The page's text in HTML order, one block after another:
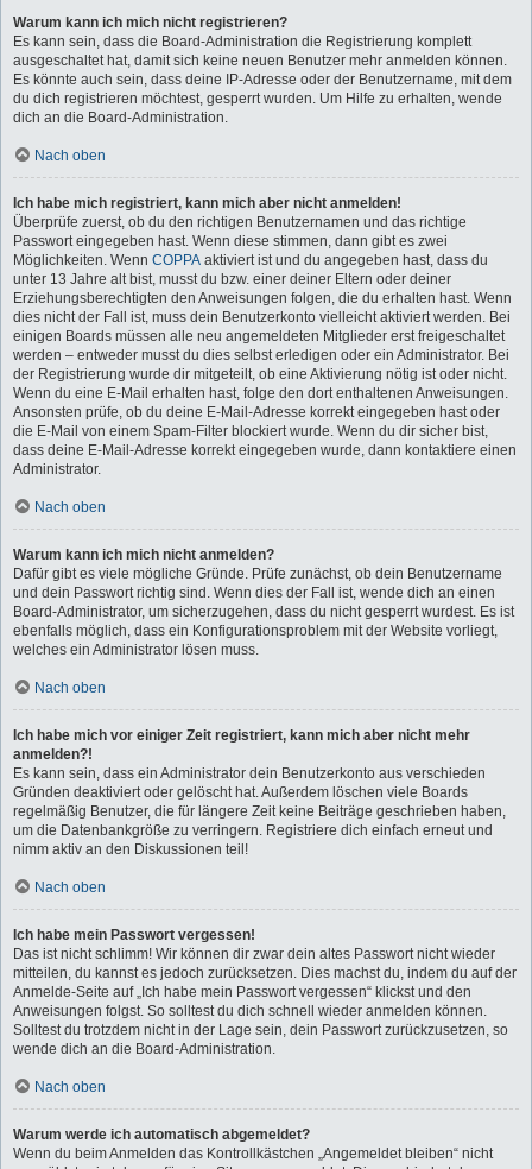
Warum kann ich mich nicht registrieren?
Es kann sein, dass die Board-Administration die Registrierung komplett
ausgeschaltet hat, damit sich keine neuen Benutzer mehr anmelden können.
Es könnte auch sein, dass deine IP-Adresse oder der Benutzername, mit dem
du dich registrieren möchtest, gesperrt wurden. Um Hilfe zu erhalten, wende
dich an die Board-Administration.
Nach oben
Ich habe mich registriert, kann mich aber nicht anmelden!
Überprüfe zuerst, ob du den richtigen Benutzernamen und das richtige
Passwort eingegeben hast. Wenn diese stimmen, dann gibt es zwei
Möglichkeiten. Wenn COPPA aktiviert ist und du angegeben hast, dass du
unter 13 Jahre alt bist, musst du bzw. einer deiner Eltern oder deiner
Erziehungsberechtigten den Anweisungen folgen, die du erhalten hast. Wenn
dies nicht der Fall ist, muss dein Benutzerkonto vielleicht aktiviert werden. Bei
einigen Boards müssen alle neu angemeldeten Mitglieder erst freigeschaltet
werden – entweder musst du dies selbst erledigen oder ein Administrator. Bei
der Registrierung wurde dir mitgeteilt, ob eine Aktivierung nötig ist oder nicht.
Wenn du eine E-Mail erhalten hast, folge den dort enthaltenen Anweisungen.
Ansonsten prüfe, ob du deine E-Mail-Adresse korrekt eingegeben hast oder
die E-Mail von einem Spam-Filter blockiert wurde. Wenn du dir sicher bist,
dass deine E-Mail-Adresse korrekt eingegeben wurde, dann kontaktiere einen
Administrator.
Nach oben
Warum kann ich mich nicht anmelden?
Dafür gibt es viele mögliche Gründe. Prüfe zunächst, ob dein Benutzername
und dein Passwort richtig sind. Wenn dies der Fall ist, wende dich an einen
Board-Administrator, um sicherzugehen, dass du nicht gesperrt wurdest. Es ist
ebenfalls möglich, dass ein Konfigurationsproblem mit der Website vorliegt,
welches ein Administrator lösen muss.
Nach oben
Ich habe mich vor einiger Zeit registriert, kann mich aber nicht mehr
anmelden?!
Es kann sein, dass ein Administrator dein Benutzerkonto aus verschieden
Gründen deaktiviert oder gelöscht hat. Außerdem löschen viele Boards
regelmäßig Benutzer, die für längere Zeit keine Beiträge geschrieben haben,
um die Datenbankgröße zu verringern. Registriere dich einfach erneut und
nimm aktiv an den Diskussionen teil!
Nach oben
Ich habe mein Passwort vergessen!
Das ist nicht schlimm! Wir können dir zwar dein altes Passwort nicht wieder
mitteilen, du kannst es jedoch zurücksetzen. Dies machst du, indem du auf der
Anmelde-Seite auf „Ich habe mein Passwort vergessen“ klickst und den
Anweisungen folgst. So solltest du dich schnell wieder anmelden können.
Solltest du trotzdem nicht in der Lage sein, dein Passwort zurückzusetzen, so
wende dich an die Board-Administration.
Nach oben
Warum werde ich automatisch abgemeldet?
Wenn du beim Anmelden das Kontrollkästchen „Angemeldet bleiben“ nicht